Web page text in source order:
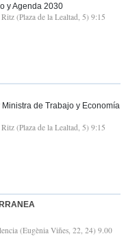
y Agenda 2030
(Plaza de la Lealtad, 5) 9:15
de Trabajo y Economía
(Plaza de la Lealtad, 5) 9:15
(Eugènia Viñes, 22, 24) 9.00